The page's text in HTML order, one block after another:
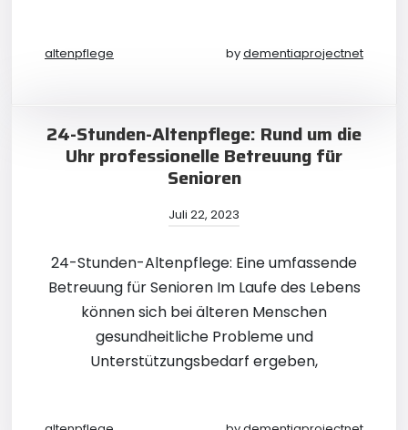
altenpflege bydementiaprojectnet
24-Stunden-Altenpflege: Rund um die
Uhr professionelle Betreuung für
Senioren
Juli 22, 2023
24-Stunden-Altenpflege: Eine umfassende
Betreuung für Senioren Im Laufe des Lebens
können sich bei älteren Menschen
gesundheitliche Probleme und
Unterstützungsbedarf ergeben,